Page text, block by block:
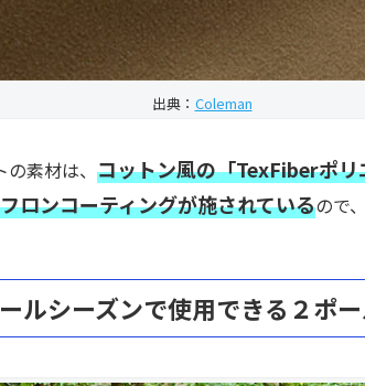
出典： Coleman
素材は、 コットン風の「TexFiberポ
ロンコーティングが施されているので
ルシーズンで使用できる２ポ